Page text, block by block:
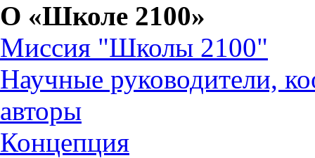
О «Школе 2100»
Миссия "Школы 2100"
Научные руководители,
авторы
Концепция